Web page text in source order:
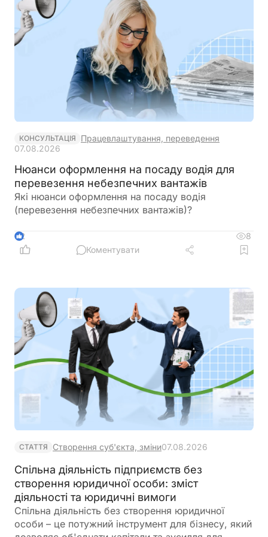
за результатами розгляду прийняти зазначений
законопроєкт у другому читанні та в цілому з
необхідними техніко-юридичними правками
КОНСУЛЬТАЦІЯ
Працевлаштування, переведення
07.08.2026
Нюанси оформлення на посаду водія для
перевезення небезпечних вантажів
Які нюанси оформлення на посаду водія
(перевезення небезпечних вантажів)?
2
8
Коментувати
СТАТТЯ Створення суб'єкта, зміни07.08.2026
Спільна діяльність підприємств без
створення юридичної особи: зміст
діяльності та юридичні вимоги
Спільна діяльність без створення юридичної
особи – це потужний інструмент для бізнесу, який